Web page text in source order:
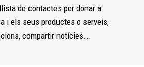
de contactes per donar a
i els seus productes o serveis,
compartir notícies...